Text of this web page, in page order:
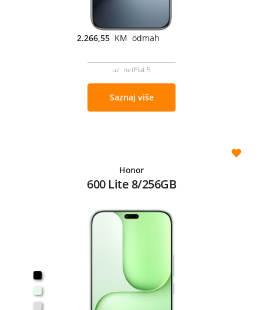
2.266,55 KM odmah
uz netFlat 5
Saznaj više
Honor
600 Lite 8/256GB